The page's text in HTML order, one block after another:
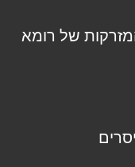
של רומא